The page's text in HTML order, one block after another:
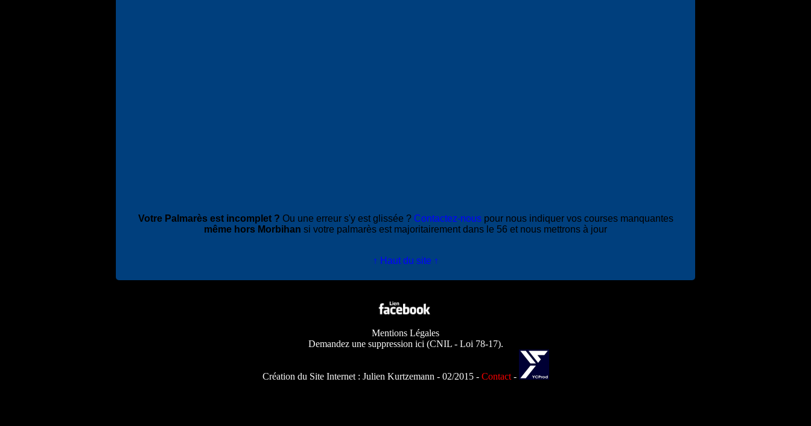
Votre Palmarès est incomplet ? Ou une erreur s'y est glissée ? Contactez-nouspour nous indiquer vos courses manquantes
même hors Morbihan si votre palmarès est majoritairement dans le 56 et nous mettrons à jour
↑ Haut du site ↑
Mentions Légales
Demandez une suppression ici (CNIL - Loi 78-17).
Création du Site Internet : Julien Kurtzemann - 02/2015 - Contact-